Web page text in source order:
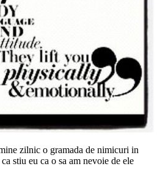
zilnic o gramada de nimicuri in
stiu eu ca o sa am nevoie de ele